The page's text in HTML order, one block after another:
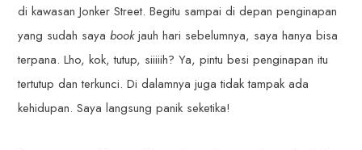
di kawasan Jonker Street. Begitu sampai di depan penginapan
yang sudah saya bookjauh hari sebelumnya, saya hanya bisa
terpana. Lho, kok, tutup, siiiiih? Ya, pintu besi penginapan itu
tertutup dan terkunci. Di dalamnya juga tidak tampak ada
kehidupan. Saya langsung panik seketika!